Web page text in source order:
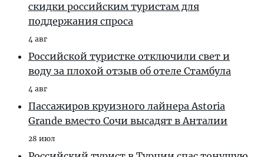
скидки российским туристам для
поддержания спроса
4 авг
Российской туристке отключили свет и
воду за плохой отзыв об отеле Стамбула
4 авг
Пассажиров круизного лайнера Astoria
Grande вместо Сочи высадят в Анталии
28 июл